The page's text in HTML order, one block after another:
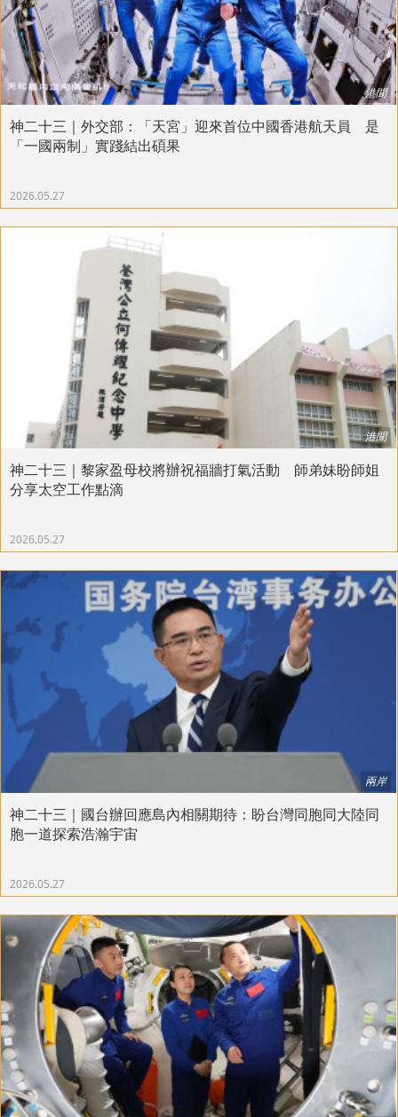
港聞
神二十三｜外交部：「天宮」迎來首位中國香港航天員 是
「一國兩制」實踐結出碩果
2026.05.27
港聞
神二十三｜黎家盈母校將辦祝福牆打氣活動 師弟妹盼師姐
分享太空工作點滴
2026.05.27
兩岸
神二十三｜國台辦回應島內相關期待：盼台灣同胞同大陸同
胞一道探索浩瀚宇宙
2026.05.27